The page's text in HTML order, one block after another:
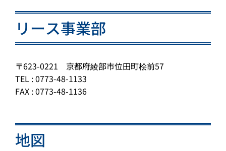
リース事業部
〒623-0221 京都府綾部市位田町桧前57
TEL : 0773-48-1133
FAX : 0773-48-1136
地図